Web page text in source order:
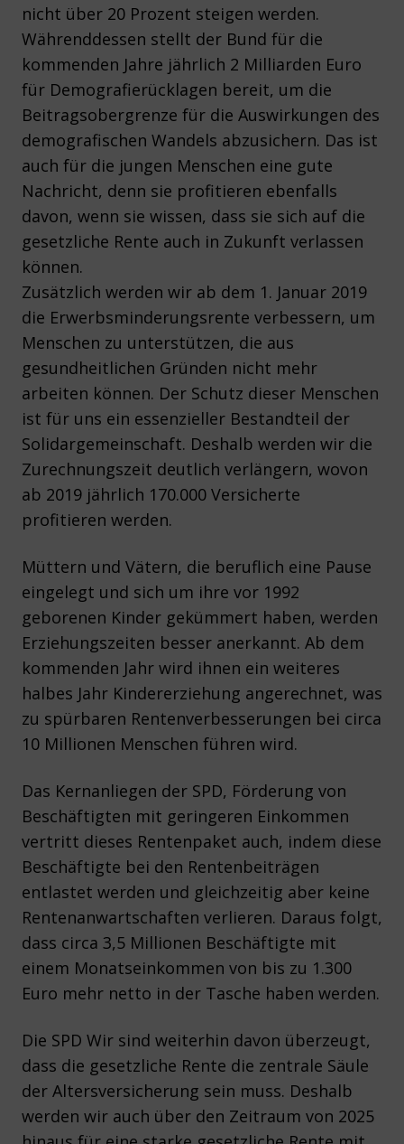
nicht über 20 Prozent steigen werden.
Währenddessen stellt der Bund für die
kommenden Jahre jährlich 2 Milliarden Euro
für Demografierücklagen bereit, um die
Beitragsobergrenze für die Auswirkungen des
demografischen Wandels abzusichern. Das ist
auch für die jungen Menschen eine gute
Nachricht, denn sie profitieren ebenfalls
davon, wenn sie wissen, dass sie sich auf die
gesetzliche Rente auch in Zukunft verlassen
können.
Zusätzlich werden wir ab dem 1. Januar 2019
die Erwerbsminderungsrente verbessern, um
Menschen zu unterstützen, die aus
gesundheitlichen Gründen nicht mehr
arbeiten können. Der Schutz dieser Menschen
ist für uns ein essenzieller Bestandteil der
Solidargemeinschaft. Deshalb werden wir die
Zurechnungszeit deutlich verlängern, wovon
ab 2019 jährlich 170.000 Versicherte
profitieren werden.
Müttern und Vätern, die beruflich eine Pause
eingelegt und sich um ihre vor 1992
geborenen Kinder gekümmert haben, werden
Erziehungszeiten besser anerkannt. Ab dem
kommenden Jahr wird ihnen ein weiteres
halbes Jahr Kindererziehung angerechnet, was
zu spürbaren Rentenverbesserungen bei circa
10 Millionen Menschen führen wird.
Das Kernanliegen der SPD, Förderung von
Beschäftigten mit geringeren Einkommen
vertritt dieses Rentenpaket auch, indem diese
Beschäftigte bei den Rentenbeiträgen
entlastet werden und gleichzeitig aber keine
Rentenanwartschaften verlieren. Daraus folgt,
dass circa 3,5 Millionen Beschäftigte mit
einem Monatseinkommen von bis zu 1.300
Euro mehr netto in der Tasche haben werden.
Die SPD Wir sind weiterhin davon überzeugt,
dass die gesetzliche Rente die zentrale Säule
der Altersversicherung sein muss. Deshalb
werden wir auch über den Zeitraum von 2025